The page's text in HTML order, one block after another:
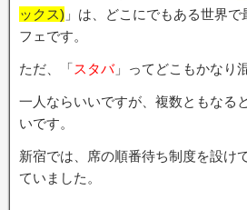
ックス) 」は、どこにでもある世界
フェです。
ただ、「スタバ」ってどこもかなり
一人ならいいですが、複数ともなる
いです。
新宿では、席の順番待ち制度を設け
ていました。